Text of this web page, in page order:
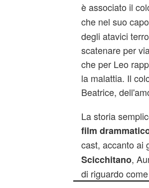
è associato il
che nel suo
degli atavici
scatenare per
che per Leo
la malattia. Il
Beatrice,
La storia
film
cast, accanto ai
Scicchitano,
di riguardo come